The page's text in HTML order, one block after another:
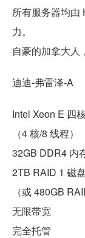
所有服务器均由
力。
自豪的加拿大人
迪迪-弗雷泽-A
Intel Xeon E 四
（4 核/8 线程）
32GB DDR4 内
2TB RAID 1 磁
（或 480GB
无限带宽
完全托管